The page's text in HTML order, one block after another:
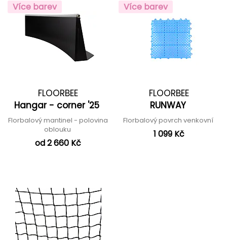
Více barev
FLOORBEE
Hangar - corner '25
Florbalový mantinel - polovina
oblouku
od 2 660 Kč
Více barev
FLOORBEE
RUNWAY
Florbalový povrch venkovní
1 099 Kč